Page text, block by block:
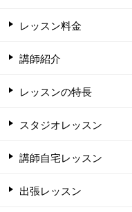
レッスン料金
講師紹介
レッスンの特長
スタジオレッスン
講師自宅レッスン
出張レッスン